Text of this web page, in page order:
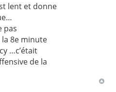
lent et donne
pas
8e minute
…c’était
de la